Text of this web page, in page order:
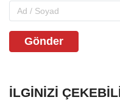
Gönder
İLGINIZI